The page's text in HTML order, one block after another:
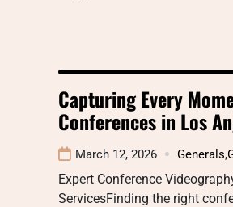
Capturing Every
Conferences in Los
March 12, 2026 Generals,
Expert Conference
ServicesFinding the right